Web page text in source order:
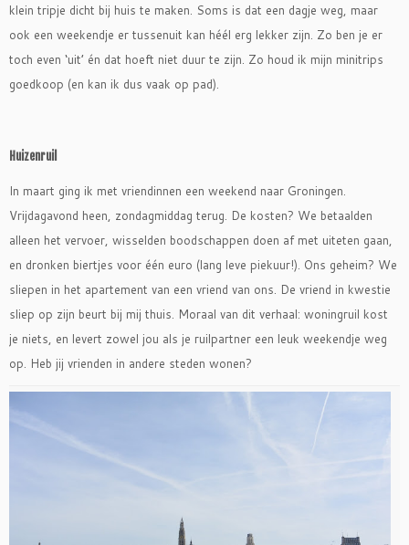
klein tripje dicht bij huis te maken. Soms is dat een dagje weg, maar
ook een weekendje er tussenuit kan héél erg lekker zijn. Zo ben je er
toch even ‘uit’ én dat hoeft niet duur te zijn. Zo houd ik mijn minitrips
goedkoop (en kan ik dus vaak op pad).
Huizenruil
In maart ging ik met vriendinnen een weekend naar Groningen.
Vrijdagavond heen, zondagmiddag terug. De kosten? We betaalden
alleen het vervoer, wisselden boodschappen doen af met uiteten gaan,
en dronken biertjes voor één euro (lang leve piekuur!). Ons geheim? We
sliepen in het apartement van een vriend van ons. De vriend in kwestie
sliep op zijn beurt bij mij thuis. Moraal van dit verhaal: woningruil kost
je niets, en levert zowel jou als je ruilpartner een leuk weekendje weg
op. Heb jij vrienden in andere steden wonen?